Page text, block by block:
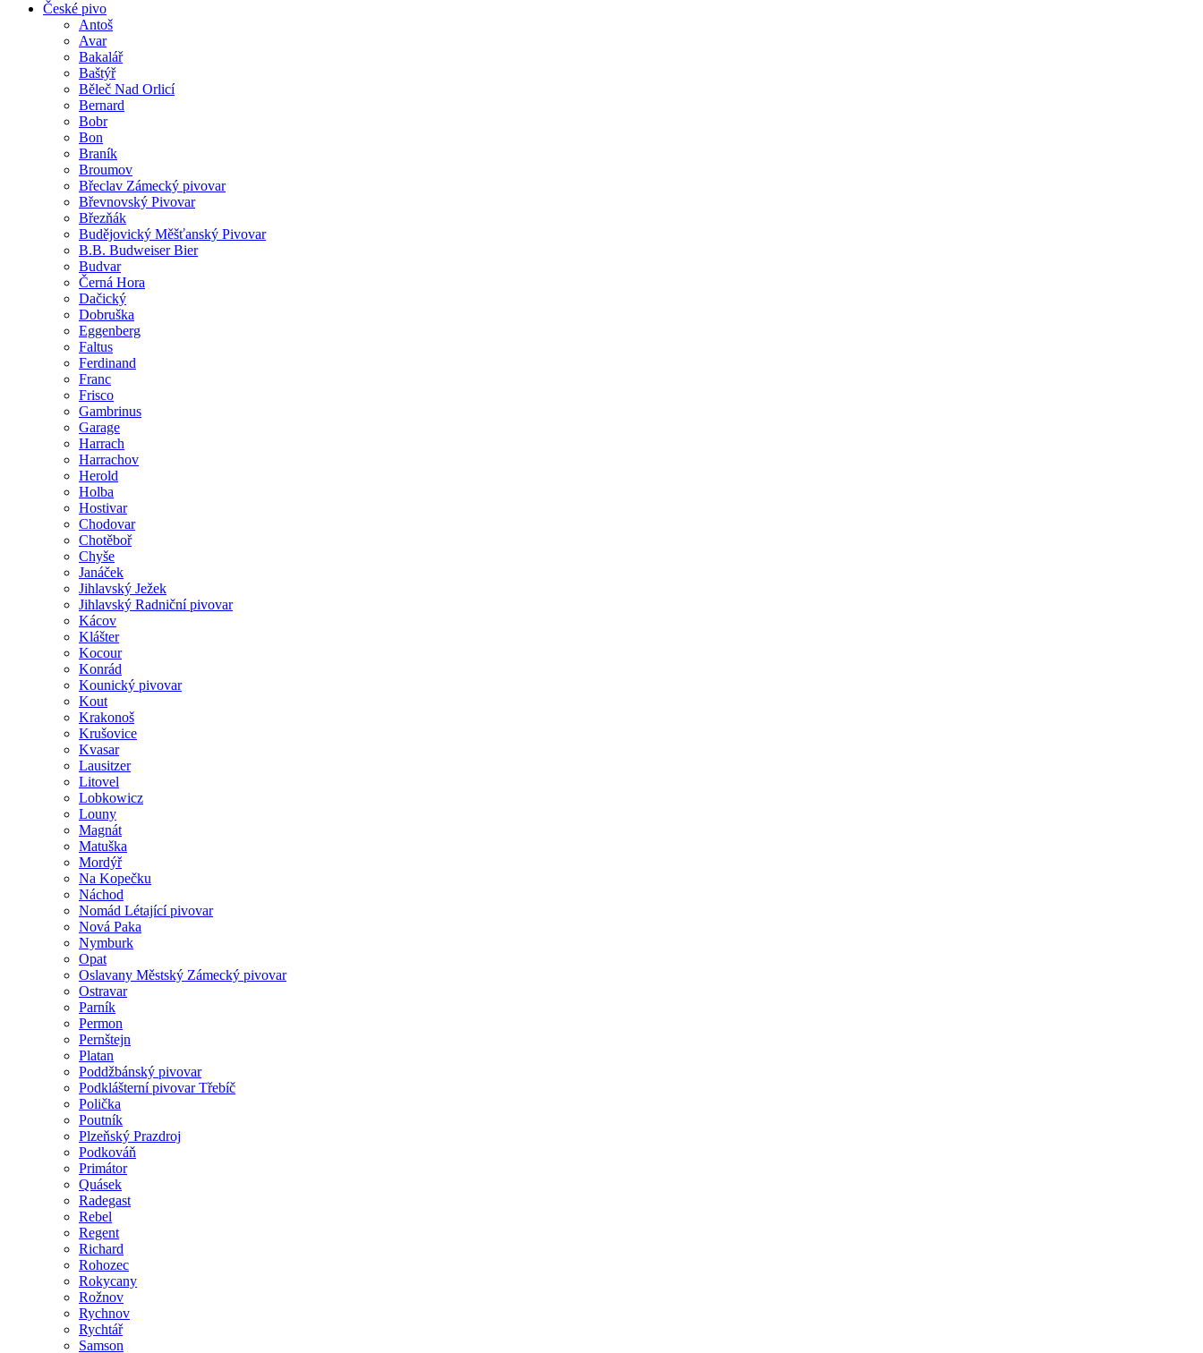
České pivo
Antoš
Avar
Bakalář
Baštýř
Běleč Nad Orlicí
Bernard
Bobr
Bon
Braník
Broumov
Břeclav Zámecký pivovar
Břevnovský Pivovar
Březňák
Budějovický Měšťanský Pivovar
B.B. Budweiser Bier
Budvar
Černá Hora
Dačický
Dobruška
Eggenberg
Faltus
Ferdinand
Franc
Frisco
Gambrinus
Garage
Harrach
Harrachov
Herold
Holba
Hostivar
Chodovar
Chotěboř
Chyše
Janáček
Jihlavský Ježek
Jihlavský Radniční pivovar
Kácov
Klášter
Kocour
Konrád
Kounický pivovar
Kout
Krakonoš
Krušovice
Kvasar
Lausitzer
Litovel
Lobkowicz
Louny
Magnát
Matuška
Mordýř
Na Kopečku
Náchod
Nomád Létající pivovar
Nová Paka
Nymburk
Opat
Oslavany Městský Zámecký pivovar
Ostravar
Parník
Permon
Pernštejn
Platan
Poddžbánský pivovar
Podklášterní pivovar Třebíč
Polička
Poutník
Plzeňský Prazdroj
Podkováň
Primátor
Quásek
Radegast
Rebel
Regent
Richard
Rohozec
Rokycany
Rožnov
Rychnov
Rychtář
Samson